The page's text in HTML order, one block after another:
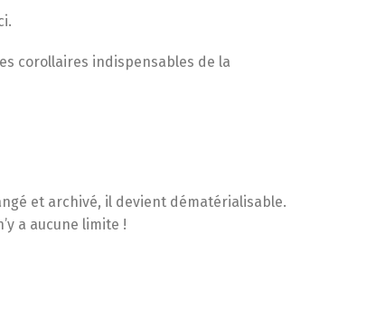
corollaires indispensables de la
et archivé, il devient dématérialisable.
a aucune limite !